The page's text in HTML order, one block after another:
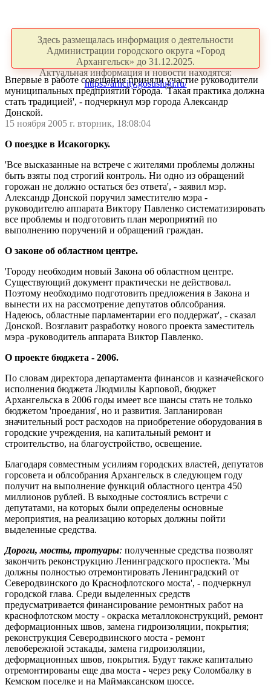
Здесь размещалась информация о деятельности
Администрации городского округа «Город
Архангельск» до 31.12.2025.
Актуальная информация и новости находятся:
https://arhcity.gosuslugi.ru/
Впервые в работе совещания приняли участие руководители
муниципальных предприятий города. 'Такая практика должна
стать традицией', - подчеркнул мэр города Александр
Донской.
15 ноября 2005 г. вторник, 18:08:04
О поездке в Исакогорку.
'Все высказанные на встрече с жителями проблемы должны
быть взяты под строгий контроль. Ни одно из обращений
горожан не должно остаться без ответа', - заявил мэр.
Александр Донской поручил заместителю мэра -
руководителю аппарата Виктору Павленко систематизировать
все проблемы и подготовить план мероприятий по
выполнению поручений и обращений граждан.
О законе об областном центре.
'Городу необходим новый Закона об областном центре.
Существующий документ практически не действовал.
Поэтому необходимо подготовить предложения в Закона и
вынести их на рассмотрение депутатов облсобрания.
Надеюсь, областные парламентарии его поддержат', - сказал
Донской. Возглавит разработку нового проекта заместитель
мэра -руководитель аппарата Виктор Павленко.
О проекте бюджета - 2006.
По словам директора департамента финансов и казначейского
исполнения бюджета Людмилы Карповой, бюджет
Архангельска в 2006 годы имеет все шансы стать не только
бюджетом 'проедания', но и развития. Запланирован
значительный рост расходов на приобретение оборудования в
городские учреждения, на капитальный ремонт и
строительство, на благоустройство, освещение.
Благодаря совместным усилиям городских властей, депутатов
горсовета и облсобрания Архангельск в следующем году
получит на выполнение функций областного центра 450
миллионов рублей. В выходные состоялись встречи с
депутатами, на которых были определены основные
мероприятия, на реализацию которых должны пойти
выделенные средства.
Дороги, мосты, тротуары: полученные средства позволят
закончить реконструкцию Ленинградского проспекта. 'Мы
должны полностью отремонтировать Ленинградский от
Северодвинского до Краснофлотского моста', - подчеркнул
городской глава. Среди выделенных средств
предусматривается финансирование ремонтных работ на
краснофлотском мосту - окраска металлоконструкций, ремонт
деформационных швов, замена гидроизоляции, покрытия;
реконструкция Северодвинского моста - ремонт
левобережной эстакады, замена гидроизоляции,
деформационных швов, покрытия. Будут также капитально
отремонтированы еще два моста - через реку Соломбалку в
Кемском поселке и на Маймаксанском шоссе.